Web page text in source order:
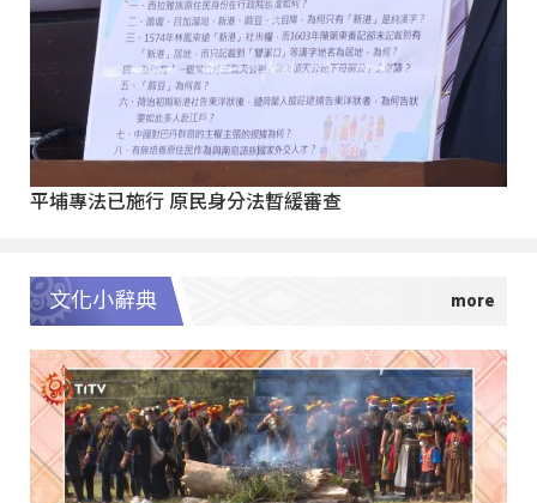
平埔專法已施行 原民身分法暫緩審查
文化小辭典